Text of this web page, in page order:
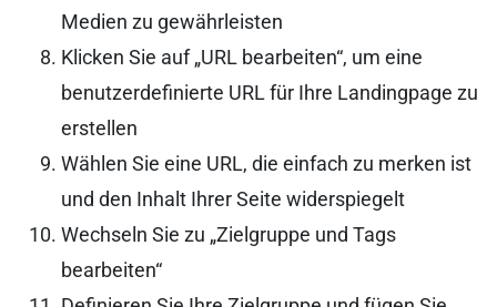
Medien zu gewährleisten
Klicken Sie auf „URL bearbeiten“, um eine
benutzerdefinierte URL für Ihre Landingpage zu
erstellen
Wählen Sie eine URL, die einfach zu merken ist
und den Inhalt Ihrer Seite widerspiegelt
Wechseln Sie zu „Zielgruppe und Tags
bearbeiten“